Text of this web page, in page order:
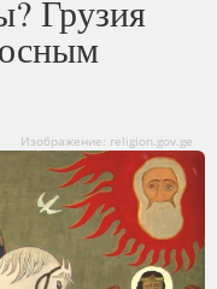
Грузия
Изображение: religion.gov.ge